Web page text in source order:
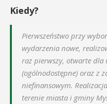
Kiedy?
Pierwszeństwo przy
wydarzenia nowe,
raz pierwszy, otwarte dla
(ogólnodostępne) oraz z
niefinansowym.
terenie miasta i gminy